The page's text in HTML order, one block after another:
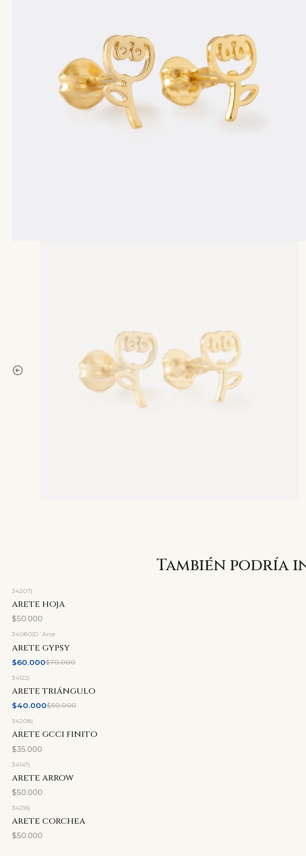
También podría
34207|
ARETE HOJA
$50.000
-14%
34080|D´Arce
ARETE GYPSY
$60.000$70.000
-20% OFF
34122|
ARETE TRIÁNGULO
$40.000$50.000
34208|
ARETE GCCI FINITO
$35.000
34147|
ARETE ARROW
$50.000
34216|
ARETE CORCHEA
$50.000